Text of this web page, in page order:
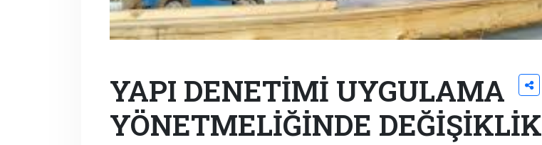
YAPI DENETİMİ UYGULAMA
YÖNETMELİĞİNDE DEĞİŞİKLİK